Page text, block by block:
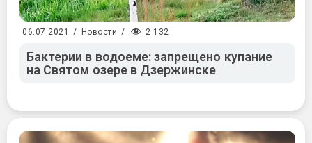
06.07.2021 / Новости / 2 132
Бактерии в водоеме: запрещено купание
на Святом озере в Дзержинске